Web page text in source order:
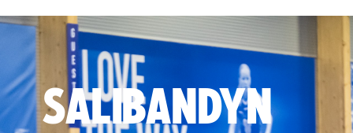
SALIBANDYN